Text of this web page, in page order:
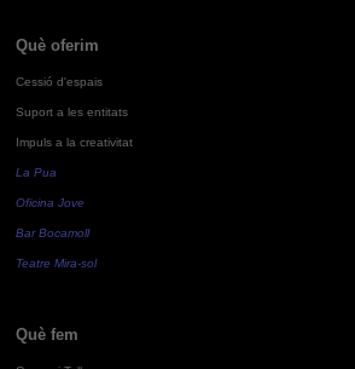
Què oferim
Cessió d'espais
Suport a les entitats
Impuls a la creativitat
La Pua
Oficina Jove
Bar Bocamoll
Teatre Mira-sol
Què fem